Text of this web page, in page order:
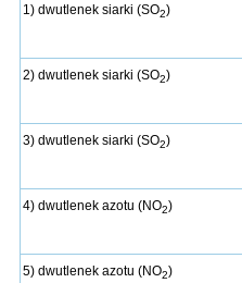
1) dwutlenek siarki (SO2)
2) dwutlenek siarki (SO2)
3) dwutlenek siarki (SO2)
4) dwutlenek azotu (NO2)
5) dwutlenek azotu (NO2)